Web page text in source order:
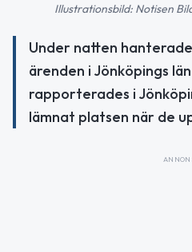
Illustrationsbild: Notisen
Under natten
ärenden i Jönköpings
rapporterades i
lämnat platsen när de